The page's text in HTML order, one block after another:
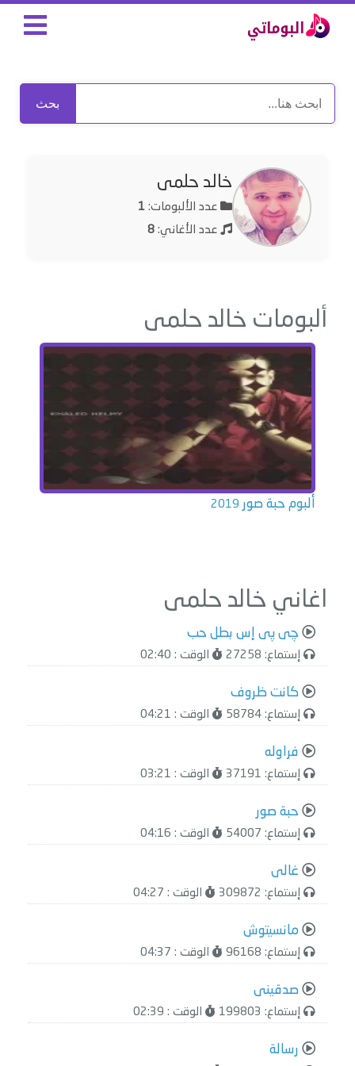
بحث
خالد حلمى
عدد الألبومات: 1
عدد الأغاني: 8
ألبومات خالد حلمى
ألبوم حبة صور 2019
اغاني خالد حلمى
چى پى إس بطل حب
إستماع: 27258 الوقت : 02:40
كانت ظروف
إستماع: 58784 الوقت : 04:21
فراوله
إستماع: 37191 الوقت : 03:21
حبة صور
إستماع: 54007 الوقت : 04:16
غالى
إستماع: 309872 الوقت : 04:27
مانسيتوش
إستماع: 96168 الوقت : 04:37
صدقينى
إستماع: 199803 الوقت : 02:39
رسالة